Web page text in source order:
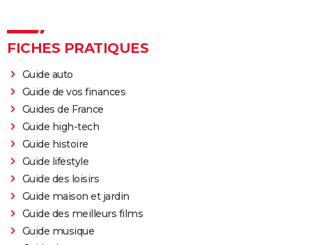
FICHES PRATIQUES
Guide auto
Guide de vos finances
Guides de France
Guide high-tech
Guide histoire
Guide lifestyle
Guide des loisirs
Guide maison et jardin
Guide des meilleurs films
Guide musique